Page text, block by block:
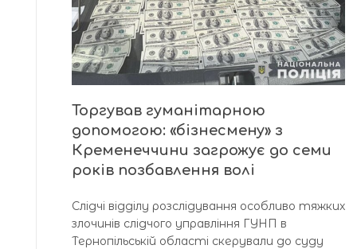
Торгував гуманітарною
допомогою: «бізнесмену» з
Кременеччини загрожує до семи
років позбавлення волі
Слідчі відділу розслідування особливо тяжких
злочинів слідчого управління ГУНП в
Тернопільській області скерували до суду